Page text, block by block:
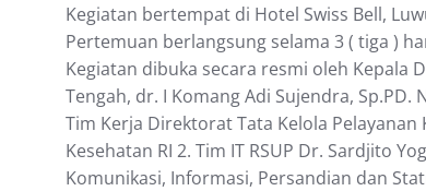
Kegiatan bertempat di Hotel Swiss Bell,
Pertemuan berlangsung selama 3 ( tiga )
Kegiatan dibuka secara resmi oleh Kepala
Tengah, dr. I Komang Adi Sujendra,
Tim Kerja Direktorat Tata Kelola
Kesehatan RI 2. Tim IT RSUP Dr. Sardjito
Komunikasi, Informasi, Persandian dan